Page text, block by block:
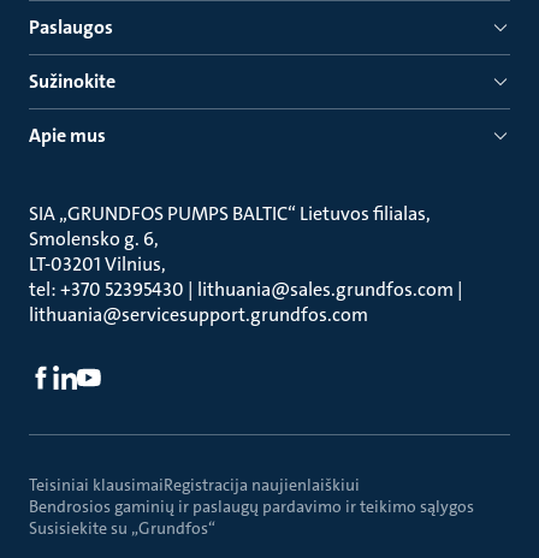
Paslaugos
Sužinokite
Apie mus
SIA „GRUNDFOS PUMPS BALTIC“ Lietuvos filialas
Smolensko g. 6
LT-03201 Vilnius
tel: +370 52395430 | lithuania@sales.grundfos.com |
lithuania@servicesupport.grundfos.com
Teisiniai klausimaiRegistracija naujienlaiškiui
Bendrosios gaminių ir paslaugų pardavimo ir teikimo sąlygos
Susisiekite su „Grundfos“